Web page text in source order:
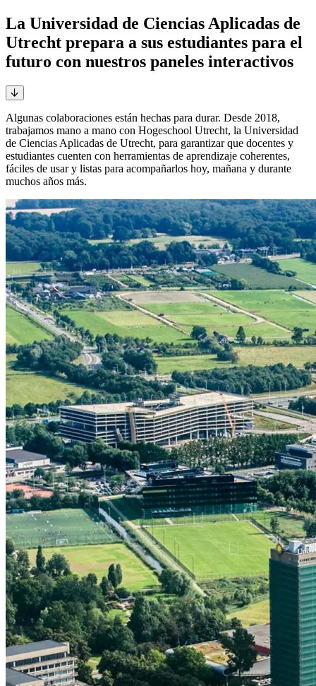
La Universidad de Ciencias Aplicadas de
Utrecht prepara a sus estudiantes para el
futuro con nuestros paneles interactivos
Algunas colaboraciones están hechas para durar. Desde 2018,
trabajamos mano a mano con Hogeschool Utrecht, la Universidad
de Ciencias Aplicadas de Utrecht, para garantizar que docentes y
estudiantes cuenten con herramientas de aprendizaje coherentes,
fáciles de usar y listas para acompañarlos hoy, mañana y durante
muchos años más.